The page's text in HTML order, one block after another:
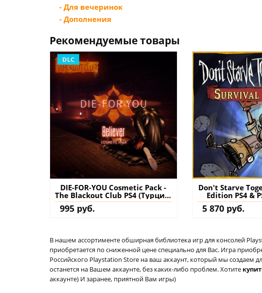
- Для вечеринок
- Дополнения
Рекомендуемые товары
DLC
DIE-FOR-YOU Cosmetic Pack -
The Blackout Club PS4 (Турция)
купить дополнение на
995 руб.
Don't Starve
Edition PS4 &
5 870 руб.
В нашем ассортименте обширная библиотека игр для консолей
приобретается по сниженной цене специально для Вас. Игра
Российского Playstation Store на ваш аккаунт, который мы создаем
останется на Вашем аккаунте, без каких-либо проблем. Хотите
аккаунте) И заранее, приятной Вам игры)